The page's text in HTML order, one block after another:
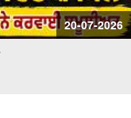
20-07-2026